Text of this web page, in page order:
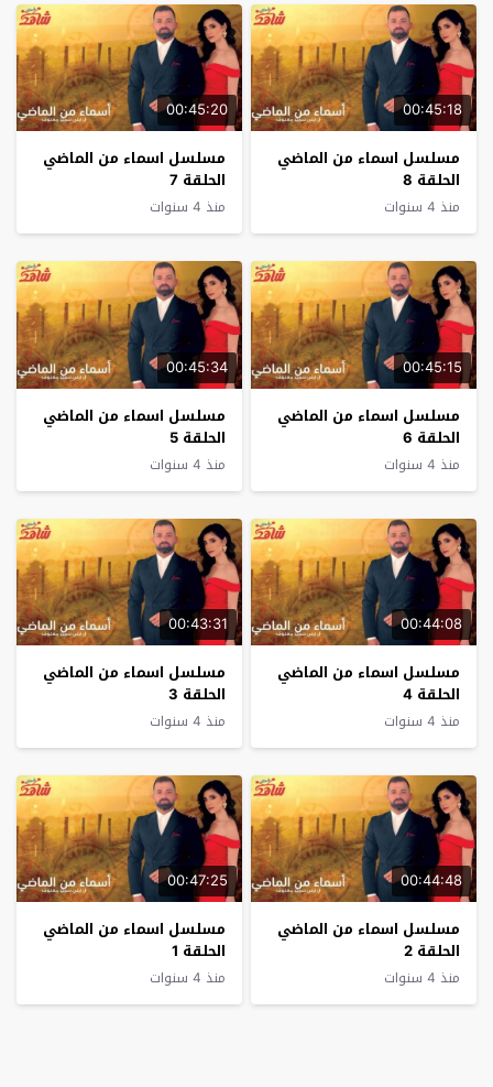
00:45:18
مسلسل اسماء من الماضي
الحلقة 8
منذ 4 سنوات
00:45:20
مسلسل اسماء من الماضي
الحلقة 7
منذ 4 سنوات
00:45:15
مسلسل اسماء من الماضي
الحلقة 6
منذ 4 سنوات
00:45:34
مسلسل اسماء من الماضي
الحلقة 5
منذ 4 سنوات
00:44:08
مسلسل اسماء من الماضي
الحلقة 4
منذ 4 سنوات
00:43:31
مسلسل اسماء من الماضي
الحلقة 3
منذ 4 سنوات
00:44:48
مسلسل اسماء من الماضي
الحلقة 2
منذ 4 سنوات
00:47:25
مسلسل اسماء من الماضي
الحلقة 1
منذ 4 سنوات